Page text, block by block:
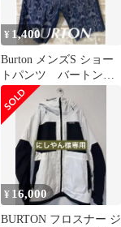
¥ 1,400
Burton メンズS ショー
トパンツ バートン
ハーフパンツ スウェ
ット
¥ 16,000
BURTON フロスナー ジ